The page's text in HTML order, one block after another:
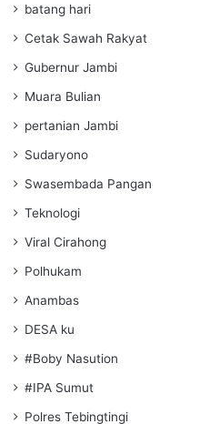
batang hari
Cetak Sawah Rakyat
Gubernur Jambi
Muara Bulian
pertanian Jambi
Sudaryono
Swasembada Pangan
Teknologi
Viral Cirahong
Polhukam
Anambas
DESA ku
#Boby Nasution
#IPA Sumut
Polres Tebingtingi